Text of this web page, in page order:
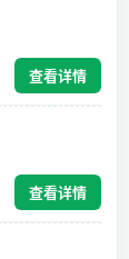
查看详情
查看详情